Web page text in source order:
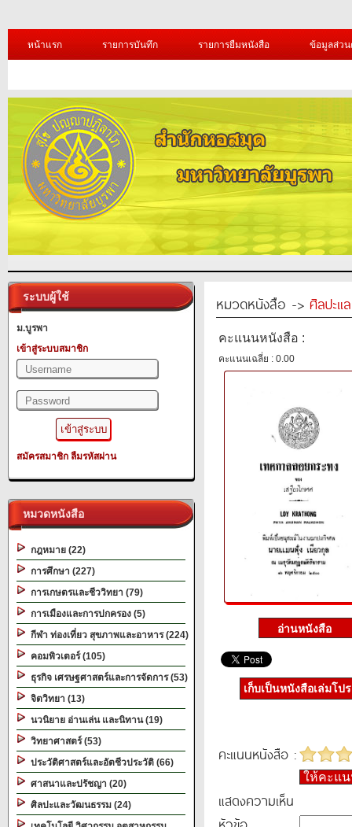
หน้าแรก รายการบันทึก รายการยืมหนังสือ ข้อมูลส่ว
ระบบผู้ใช้
ม.บูรพา
เข้าสู่ระบบสมาชิก
สมัครสมาชิก ลืมรหัสผ่าน
หมวดหนังสือ
กฎหมาย (22)
การศึกษา (227)
การเกษตรและชีววิทยา (79)
การเมืองและการปกครอง (5)
กีฬา ท่องเที่ยว สุขภาพและอาหาร (224)
คอมพิวเตอร์ (105)
ธุรกิจ เศรษฐศาสตร์และการจัดการ (53)
จิตวิทยา (13)
นวนิยาย อ่านเล่น และนิทาน (19)
วิทยาศาสตร์ (53)
ประวัติศาสตร์และอัตชีวประวัติ (66)
ศาสนาและปรัชญา (20)
ศิลปะและวัฒนธรรม (24)
หมวดหนังสือ -> ศิลปะแ
คะแนนหนังสือ :
คะแนนเฉลี่ย : 0.00
เก็บเป็นหนังสือเล่มโป
คะแนนหนังสือ :
ให้คะแ
แสดงความเห็น